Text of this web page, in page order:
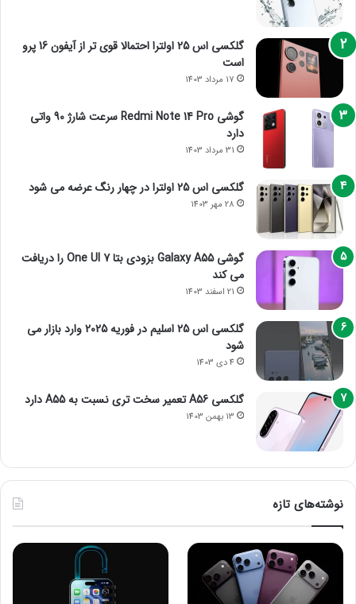
گلکسی اس 25 اولترا احتمالا قوی تر از آیفون 16 پرو
است
17 مرداد 1403
گوشی Redmi Note 14 Pro سرعت شارژ 90 واتی
دارد
31 مرداد 1403
گلکسی اس 25 اولترا در چهار رنگ عرضه می شود
28 مهر 1403
گوشی Galaxy A55 بزودی بتا One UI 7 را دریافت
می کند
21 اسفند 1403
گلکسی اس 25 اسلیم در فوریه 2025 وارد بازار می
شود
4 دی 1403
گلکسی A56 تعمیر سخت تری نسبت به A55 دارد
13 بهمن 1403
نوشته‌های تازه